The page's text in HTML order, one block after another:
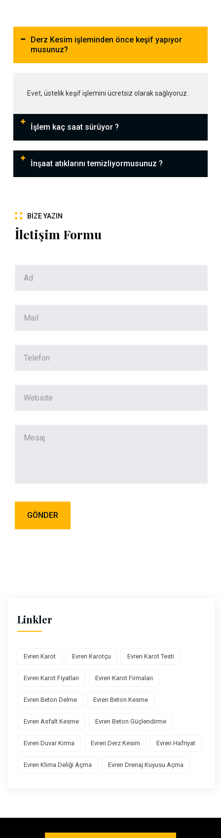
Derz Kesim işleminden önce keşif yapıyor
musunuz?
Evet, üstelik keşif işlemini ücretsiz olarak sağlıyoruz.
İşlem kaç saat sürüyor ?
İnşaat atıklarını temizliyormusunuz ?
BIZE YAZIN
İletişim Formu
Linkler
Evren Karot Evren Karotçu Evren Karot Testi
Evren Karot Fiyatları Evren Karot Firmaları
Evren Beton Delme Evren Beton Kesme
Evren Asfalt Kesme Evren Beton Güçlendirme
Evren Duvar Kırma Evren Derz Kesim Evren Hafriyat
Evren Klima Deliği Açma Evren Drenaj Kuyusu Açma